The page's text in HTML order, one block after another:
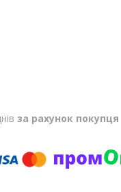
за рахунок покупця